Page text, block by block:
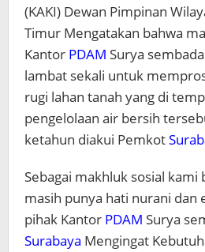
(KAKI) Dewan Pimpinan
Timur Mengatakan bahwa
Kantor PDAM Surya
lambat sekali untuk
rugi lahan tanah yang di
pengelolaan air bersih
ketahun diakui Pemkot
Sebagai makhluk sosial kami
masih punya hati nurani dan
pihak Kantor PDAM Surya
Surabaya Mengingat